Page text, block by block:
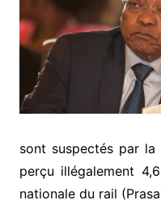
sont suspectés par
perçu illégalement
nationale du rail